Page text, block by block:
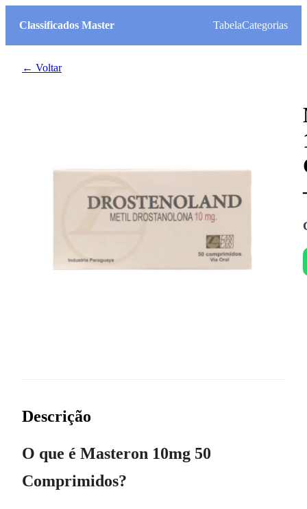
Classificados Master TabelaCategorias
← Voltar
Descrição
O que é Masteron 10mg 50
Comprimidos?